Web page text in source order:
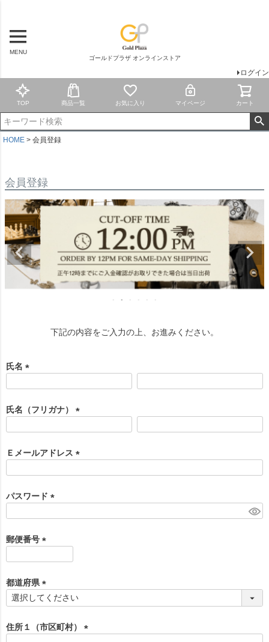
MENU
ゴールドプラザ オンラインストア
ログイン
TOP 商品一覧 お気に入り マイページ カート
HOME 会員登録
会員登録
下記の内容をご入力の上、お進みください。
氏名
須
)
氏名（フリガナ）
須
)
Ｅメールアドレス
)
パスワード
)
郵便番号
須
)
都道府県
(
須
)
住所１（市区町村）